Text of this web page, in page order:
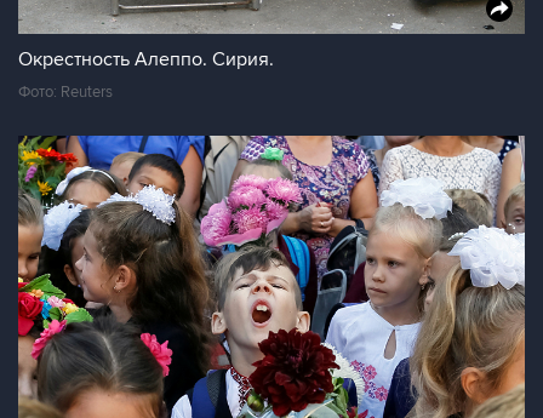
Окрестность Алеппо. Сирия.
Фото: Reuters